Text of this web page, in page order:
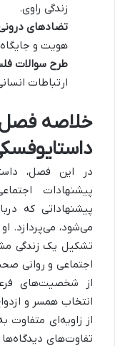
زندگی راوی.
تضادهای
هویت و
طرح سوالات
ارتباطات
در این فصل،
پیشنهادات
پیشنهاداتی که
می‌شود، می‌پردازد.
تشکیل یک زندگی
اجتماعی و روانی
از شخصیت‌های
انتخاب همسر و
از زاویه‌ای متفاوت
تفاوت‌های